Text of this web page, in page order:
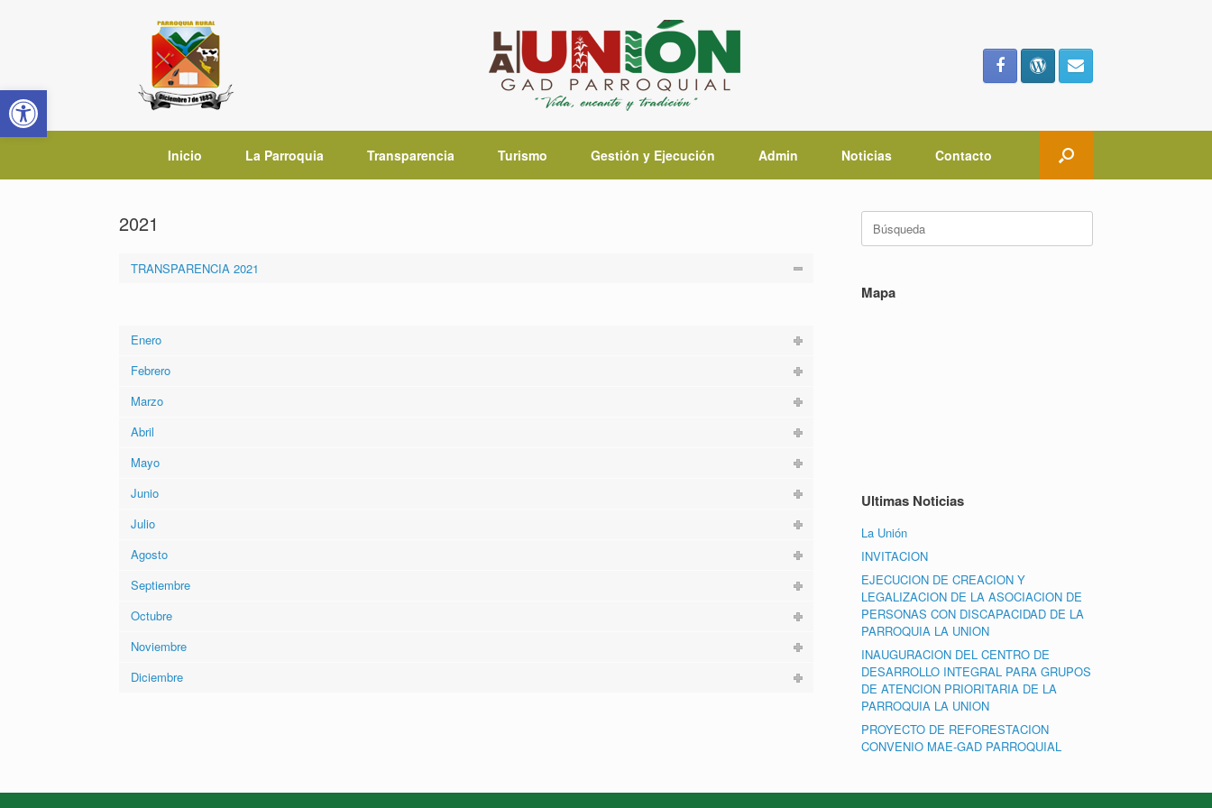
Abrir barra de herramientas
Inicio La Parroquia Transparencia Turismo Gestión y Ejecución Admin Noticias Contacto
2021
TRANSPARENCIA 2021
Enero
Febrero
Marzo
Abril
Mayo
Junio
Julio
Agosto
Septiembre
Octubre
Noviembre
Diciembre
Buscar:
Mapa
Ultimas Noticias
La Unión
INVITACION
EJECUCION DE CREACION Y
LEGALIZACION DE LA ASOCIACION DE
PERSONAS CON DISCAPACIDAD DE LA
PARROQUIA LA UNION
INAUGURACION DEL CENTRO DE
DESARROLLO INTEGRAL PARA GRUPOS
DE ATENCION PRIORITARIA DE LA
PARROQUIA LA UNION
PROYECTO DE REFORESTACION
CONVENIO MAE-GAD PARROQUIAL